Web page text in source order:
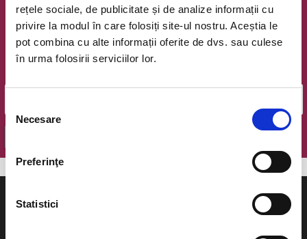
rețele sociale, de publicitate și de analize informații cu
privire la modul în care folosiți site-ul nostru. Aceștia le
pot combina cu alte informații oferite de dvs. sau culese
în urma folosirii serviciilor lor.
consimțământului
Necesare
Preferinţe
Statistici
Newsletter @ Bilete.ro
Oferte exclusive si o editie saptamanala cu cele mai noi
evenimente.